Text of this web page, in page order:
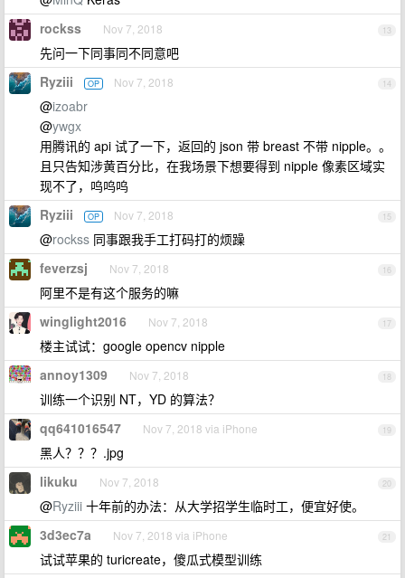
13
rockss Nov 7, 2018
先问一下同事同不同意吧
14
Ryziii OP Nov 7, 2018
@izoabr
@ywgx
用腾讯的 api 试了一下，返回的 json 带 breast 不带 nipple。。
且只告知涉黄百分比，在我场景下想要得到 nipple 像素区域实
现不了，呜呜呜
15
Ryziii OP Nov 7, 2018
@rockss 同事跟我手工打码打的烦躁
16
feverzsj Nov 7, 2018
阿里不是有这个服务的嘛
17
winglight2016 Nov 7, 2018
楼主试试：google opencv nipple
18
annoy1309 Nov 7, 2018
训练一个识别 NT，YD 的算法？
19
qq641016547 Nov 7, 2018 via iPhone
黑人？？？.jpg
20
likuku Nov 7, 2018
@Ryziii 十年前的办法：从大学招学生临时工，便宜好使。
21
3d3ec7a Nov 7, 2018 via iPhone
试试苹果的 turicreate，傻瓜式模型训练